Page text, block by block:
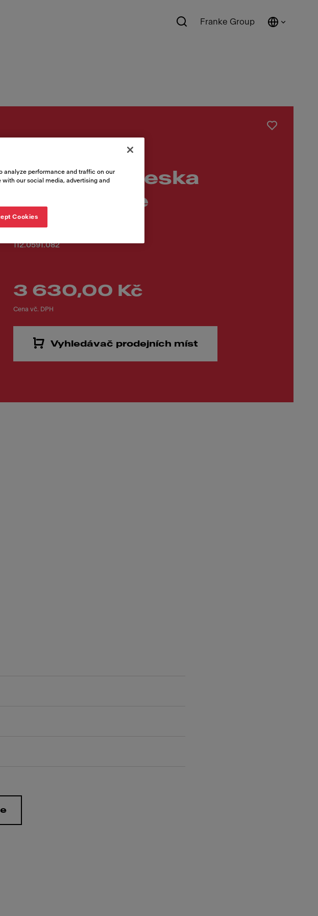
Franke Group
Doplňky a příslušenství
Přípravná deska
Paperstone
112.0591.082
3 630,00 Kč
Cena vč. DPH
Vyhledávač prodejních míst
analyze performance and traffic on our
our social media, advertising and
Cookies